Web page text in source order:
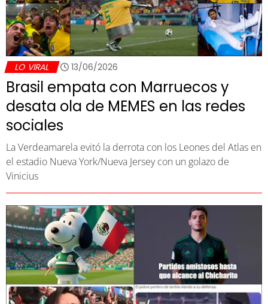
LO VIRAL 13/06/2026
Brasil empata con Marruecos y
desata ola de MEMES en las redes
sociales
La Verdeamarela evitó la derrota con los Leones del Atlas en
el estadio Nueva York/Nueva Jersey con un golazo de
Vinicius